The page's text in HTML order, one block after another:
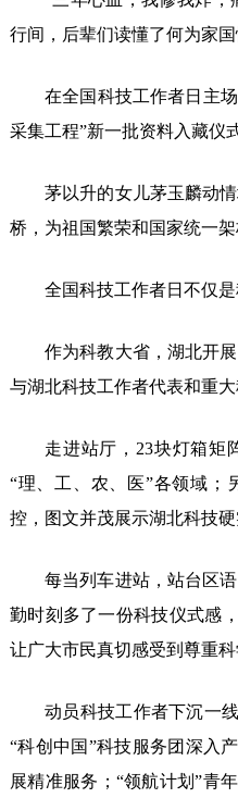
行间，后辈们读懂了何为家国
在全国科技工作者日主
采集工程”新一批资料入藏仪
茅以升的女儿茅玉麟动
桥，为祖国繁荣和国家统一架
全国科技工作者日不仅
作为科教大省，湖北开
与湖北科技工作者代表和重大
走进站厅，23块灯箱矩
“理、工、农、医”各领域；
控，图文并茂展示湖北科技硬
每当列车进站，站台区
勤时刻多了一份科技仪式感
让广大市民真切感受到尊重
动员科技工作者下沉一
“科创中国”科技服务团深入
展精准服务；“领航计划”青